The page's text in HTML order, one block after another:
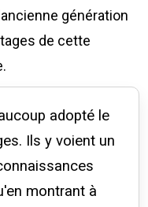
génération
de cette
adopté le
Ils y voient un
montrant à